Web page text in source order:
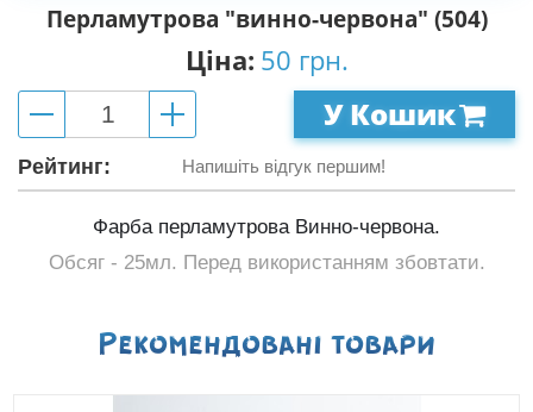
Перламутрова "винно-червона" (504)
Ціна: 50 грн.
У Кошик
Рейтинг: Напишіть відгук першим!
Фарба перламутрова Винно-червона.
Обсяг - 25мл. Перед використанням збовтати.
Рекомендованi товари